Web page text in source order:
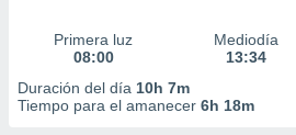
Primera luz
08:00
Mediodía
13:34
Duración del día 10h 7m
Tiempo para el amanecer 6h 18m